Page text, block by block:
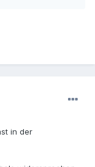
in der